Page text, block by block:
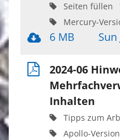
Seiten füllen
Mercury-
6 MB Sun
2024-06
Inhalten
Tipps zum
Apollo-